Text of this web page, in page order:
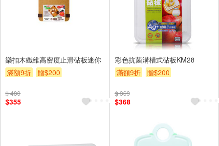
樂扣木纖維高密度止滑砧板迷你
滿額9折
贈$200
$ 480
$355
彩色抗菌溝槽式砧板KM28
滿額9折
贈$200
$ 369
$368